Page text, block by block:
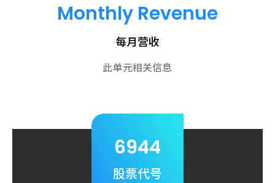
每季财务报告
公司年报
Monthly Revenue
每月营收
此单元相关信息
6944
股票代号